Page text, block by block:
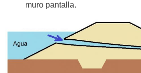
muro pantalla.